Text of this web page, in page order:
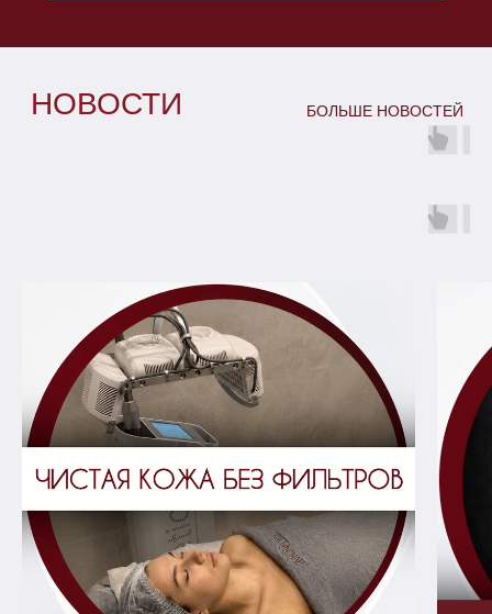
Телефон
Политикой конфиденциальности
ОТПРАВИТЬ
Косметология
Образование
Онлайн магазин
Команда
Новости
Контакты
ОТЗЫВЫ